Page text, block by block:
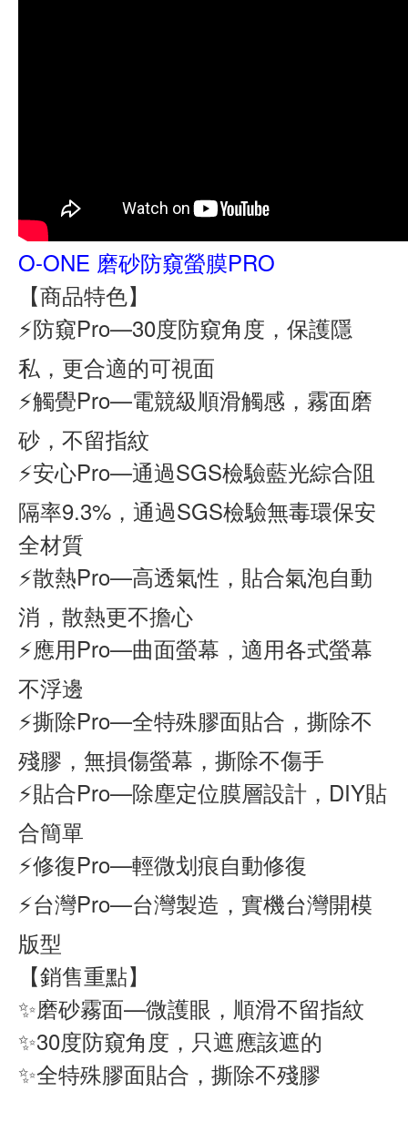
O-ONE 磨砂防窺螢膜PRO
【商品特色】
⚡防窺Pro—30度防窺角度，保護隱
私，更合適的可視面
⚡觸覺Pro—電競級順滑觸感，霧面磨
砂，不留指紋
⚡安心Pro—通過SGS檢驗藍光綜合阻
隔率9.3%，通過SGS檢驗無毒環保安
全材質
⚡散熱Pro—高透氣性，貼合氣泡自動
消，散熱更不擔心
⚡應用Pro—曲面螢幕，適用各式螢幕
不浮邊
⚡撕除Pro—全特殊膠面貼合，撕除不
殘膠，無損傷螢幕，撕除不傷手
⚡貼合Pro—除塵定位膜層設計，DIY貼
合簡單
⚡修復Pro—輕微划痕自動修復
⚡台灣Pro—台灣製造，實機台灣開模
版型
【銷售重點】
✨磨砂霧面—微護眼，順滑不留指紋
✨30度防窺角度，只遮應該遮的
✨全特殊膠面貼合，撕除不殘膠